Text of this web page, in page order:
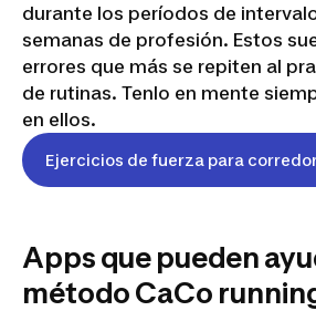
durante los períodos de
semanas de profesión. Estos
errores que más se repiten al
de rutinas. Tenlo en mente
en ellos.
Ejercicios de fuerza para
Apps que pueden
método CaCo